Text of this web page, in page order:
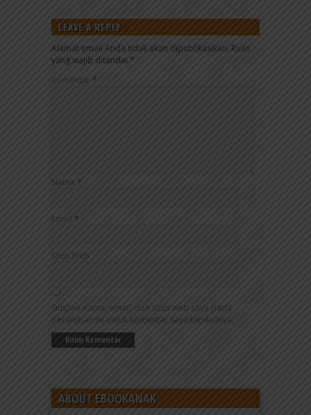
LEAVE A REPLY
Alamat email Anda tidak akan dipublikasikan. Ruas
yang wajib ditandai *
Komentar*
Nama *
Email *
Situs Web
Simpan nama, email, dan situs web saya pada
peramban ini untuk komentar saya berikutnya.
ABOUT EBOOKANAK